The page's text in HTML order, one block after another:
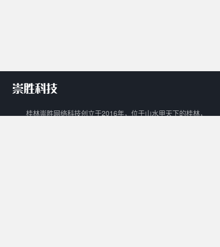
桂林崇胜网络科技创立于2016年，位于山水甲天下的桂林，